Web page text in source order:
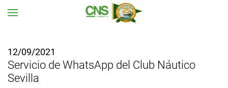
12/09/2021
Servicio de WhatsApp del Club Náutico
Sevilla